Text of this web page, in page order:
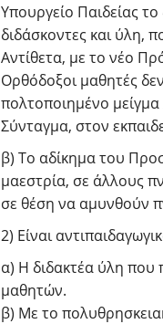
Υπουργείο Παιδείας
διδάσκοντες και ύλη,
Αντίθετα, με το νέο
Ορθόδοξοι μαθητές
πολτοποιημένο μείγμα
Σύνταγμα, στον
β) Το αδίκημα του
μαεστρία, σε άλλους
σε θέση να αμυνθούν
2) Είναι
α) Η διδακτέα ύλη που
μαθητών.
β) Με το